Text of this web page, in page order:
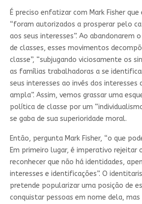
É preciso enfatizar com Mark Fisher que
“foram autorizados a prosperar pelo
aos seus interesses”. Ao abandonarem
de classes, esses movimentos
classe”, “subjugando viciosamente os
as famílias trabalhadoras a se
seus interesses ao invés dos interesses
ampla”. Assim, vemos grassar uma
política de classe por um
se gaba de sua superioridade moral.
Então, pergunta Mark Fisher, “o que
Em primeiro lugar, é imperativo rejeitar
reconhecer que não há identidades,
interesses e identificações”. O
pretende popularizar uma posição de
conquistar pessoas em nome dela,